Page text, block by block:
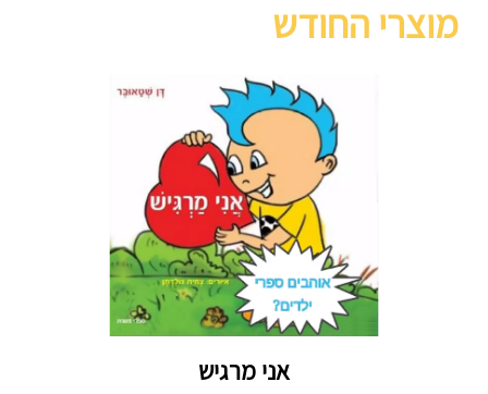
מוצרי החודש
אני מרגיש